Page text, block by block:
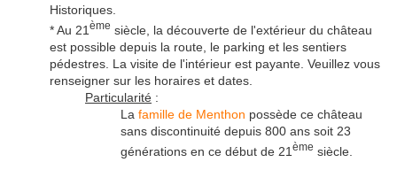
Historiques.
* Au 21 ème siècle, la découverte de l'extérieur du château
est possible depuis la route, le parking et les sentiers
pédestres. La visite de l'intérieur est payante. Veuillez vous
renseigner sur les horaires et dates.
Particularité :
La famille de Menthon possède ce château
sans discontinuité depuis 800 ans soit 23
générations en ce début de 21 ème siècle.